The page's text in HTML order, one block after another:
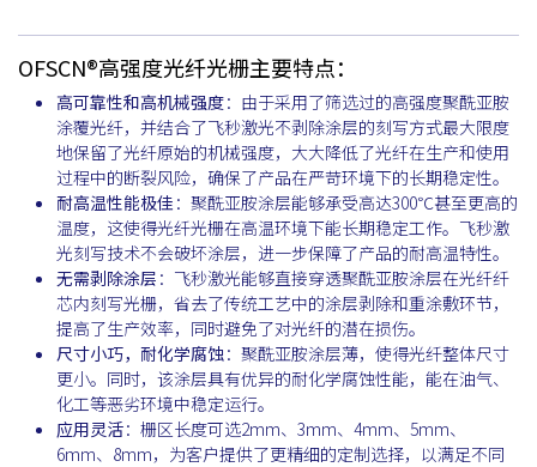
OFSCN®高强度光纤光栅主要特点：
高可靠性和高机械强度：由于采用了筛选过的高强度聚酰亚胺
涂覆光纤，并结合了飞秒激光不剥除涂层的刻写方式最大限度
地保留了光纤原始的机械强度，大大降低了光纤在生产和使用
过程中的断裂风险，确保了产品在严苛环境下的长期稳定性。
耐高温性能极佳 ：聚酰亚胺涂层能够承受高达300℃甚至更高的
温度，这使得光纤光栅在高温环境下能长期稳定工作。飞秒激
光刻写技术不会破坏涂层，进一步保障了产品的耐高温特性。
无需剥除涂层 ：飞秒激光能够直接穿透聚酰亚胺涂层在光纤纤
芯内刻写光栅，省去了传统工艺中的涂层剥除和重涂敷环节，
提高了生产效率，同时避免了对光纤的潜在损伤。
尺寸小巧，耐化学腐蚀：聚酰亚胺涂层薄，使得光纤整体尺寸
更小。同时，该涂层具有优异的耐化学腐蚀性能，能在油气、
化工等恶劣环境中稳定运行。
应用灵活：栅区长度可选2mm、3mm、4mm、5mm、
6mm、8mm，为客户提供了更精细的定制选择，以满足不同